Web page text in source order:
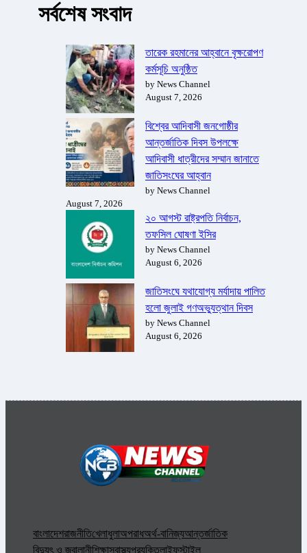
সর্বশেষ সংবাদ
তারেক রহমানের আহ্বানে বৃক্ষরোপণ
কর্মসূচি অনুষ্ঠিত
by News Channel
August 7, 2026
বিশ্বের আদিবাসী জনগোষ্ঠীর
আন্তর্জাতিক দিবস উপলক্ষে
আদিবাসী ধাত্রীদের সম্মান জানাতে
জাতিসংঘের আহ্বান
by News Channel
August 7, 2026
২০ আগস্ট রাষ্ট্রপতি নির্বাচন,
তফসিল ঘোষণা ইসির
by News Channel
August 6, 2026
জাতিসংঘে যথাযোগ্য মর্যাদায় পালিত
হলো জুলাই গণঅভ্যুত্থান দিবস
by News Channel
August 6, 2026
বাংলাদেশরাজনীতিখেলাধুলাঅপরাধঅর্থ-বানিজ্যআন্তর্জাতিক
বিদ্যুৎ ও জ্বালানীশিক্ষাস্বাস্থ্যপ্রযুক্তিলাইফস্টাইল